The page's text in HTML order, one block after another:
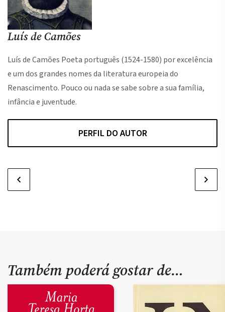
Luís de Camões
Luís de Camões Poeta português (1524-1580) por excelência
e um dos grandes nomes da literatura europeia do
Renascimento. Pouco ou nada se sabe sobre a sua família,
infância e juventude.
PERFIL DO AUTOR
Também poderá gostar de…